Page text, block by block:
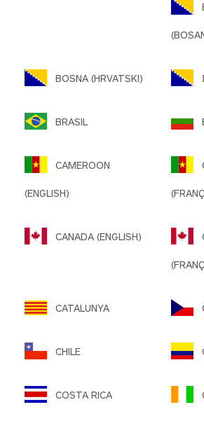
BOSNA (HRVATSKI)
BRASIL
CAMEROON
(ENGLISH)
CANADA (ENGLISH)
CATALUNYA
CHILE
COSTA RICA